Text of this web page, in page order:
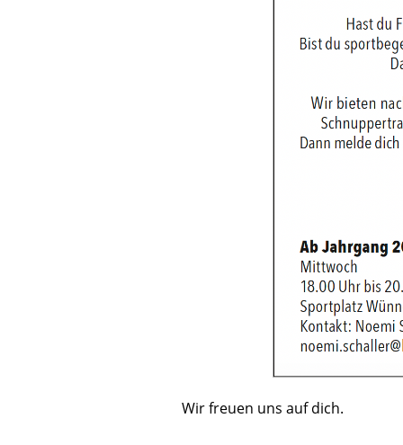
Wir freuen uns auf dich.